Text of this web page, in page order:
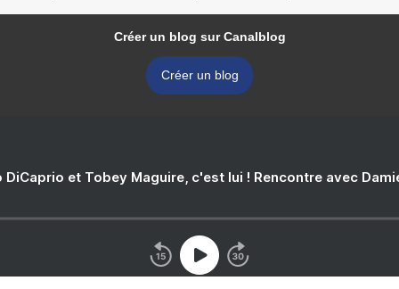
Créer un blog sur Canalblog
Créer un blog
DiCaprio et Tobey Maguire, c'est lui ! Rencontre avec